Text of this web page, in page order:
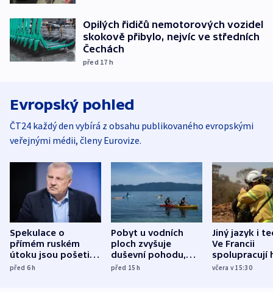
Opilých řidičů nemotorových vozidel
skokově přibylo, nejvíc ve středních
Čechách
před 17 h
Evropský pohled
ČT24 každý den vybírá z obsahu publikovaného evropskými
veřejnými médii, členy Eurovize.
Spekulace o
přímém ruském
útoku jsou pošetilé,
míní estonský
před 6h
Pobyt u vodních
ploch zvyšuje
duševní pohodu,
ukázala
před 15h
Jiný jazyk i
Ve Francii
spolupracují
různých zemí
včera v 15:30